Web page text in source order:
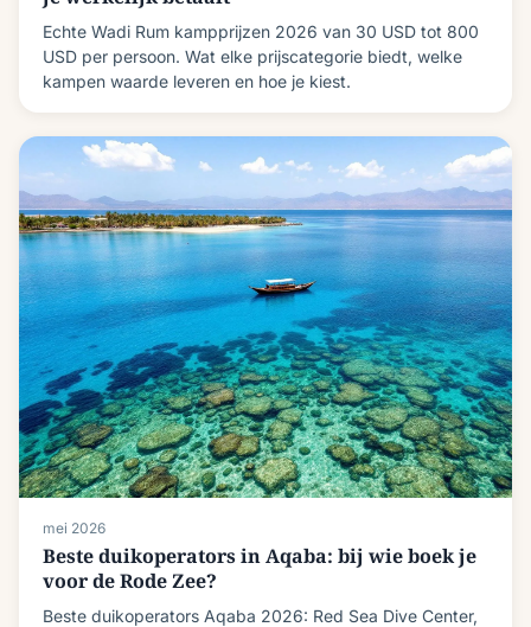
Echte Wadi Rum kampprijzen 2026 van 30 USD tot 800
USD per persoon. Wat elke prijscategorie biedt, welke
kampen waarde leveren en hoe je kiest.
mei 2026
Beste duikoperators in Aqaba: bij wie boek je
voor de Rode Zee?
Beste duikoperators Aqaba 2026: Red Sea Dive Center,